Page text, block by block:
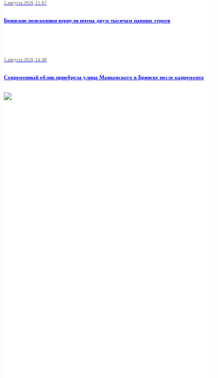
5 августа 2026, 15:07
Брянские поисковики вернули имена двум тысячам павших героев
5 августа 2026, 14:48
Современный облик приобрела улица Маяковского в Брянске после капремонта